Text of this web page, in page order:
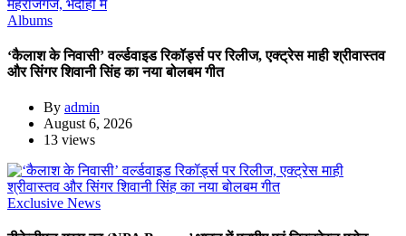
Albums
‘कैलाश के निवासी’ वर्ल्डवाइड रिकॉर्ड्स पर रिलीज, एक्ट्रेस माही श्रीवास्तव
और सिंगर शिवानी सिंह का नया बोलबम गीत
By admin
August 6, 2026
13 views
Exclusive News